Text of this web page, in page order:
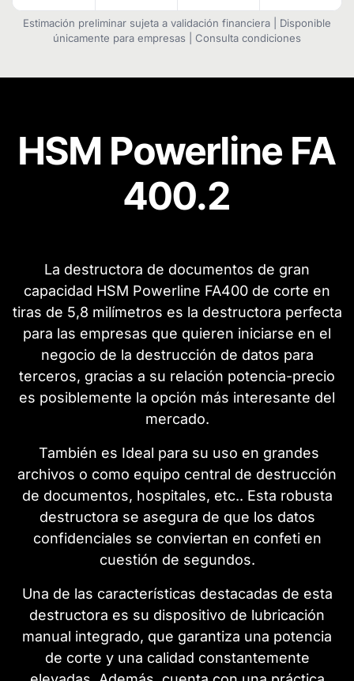
Estimación preliminar sujeta a validación financiera | Disponible
únicamente para empresas | Consulta condiciones
HSM Powerline ​FA
400.2
La destructora de documentos de gran
capacidad HSM Powerline FA400 de corte en
tiras de 5,8 milímetros es la destructora perfecta
para las empresas que quieren iniciarse en el
negocio de la destrucción de datos para
terceros, gracias a su relación potencia-precio
es posiblemente la opción más interesante del
mercado.
También es Ideal para su uso en grandes
archivos o como equipo central de destrucción
de documentos, hospitales, etc.. Esta robusta
destructora se asegura de que los datos
confidenciales se conviertan en confeti en
cuestión de segundos.
Una de las características destacadas de esta
destructora es su dispositivo de lubricación
manual integrado, que garantiza una potencia
de corte y una calidad constantemente